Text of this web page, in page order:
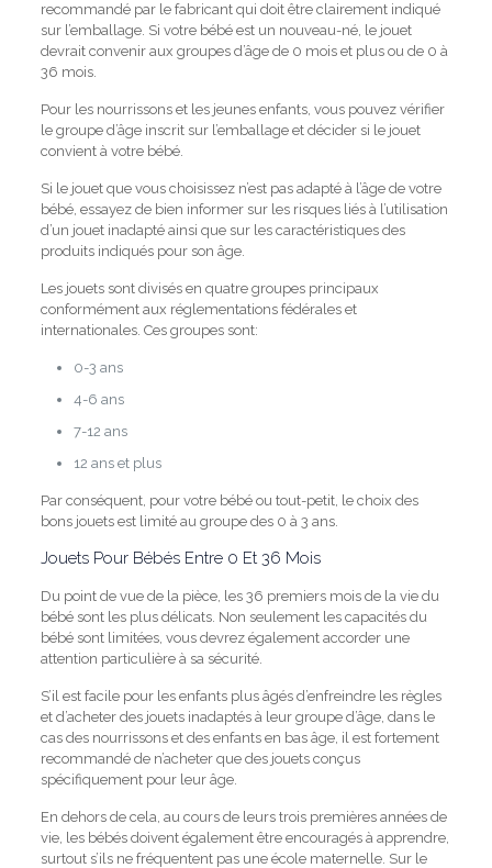
recommandé par le fabricant qui doit être clairement indiqué
sur l’emballage. Si votre bébé est un nouveau-né, le jouet
devrait convenir aux groupes d’âge de 0 mois et plus ou de 0 à
36 mois.
Pour les nourrissons et les jeunes enfants, vous pouvez vérifier
le groupe d’âge inscrit sur l’emballage et décider si le jouet
convient à votre bébé.
Si le jouet que vous choisissez n’est pas adapté à l’âge de votre
bébé, essayez de bien informer sur les risques liés à l’utilisation
d’un jouet inadapté ainsi que sur les caractéristiques des
produits indiqués pour son âge.
Les jouets sont divisés en quatre groupes principaux
conformément aux réglementations fédérales et
internationales. Ces groupes sont:
0-3 ans
4-6 ans
7-12 ans
12 ans et plus
Par conséquent, pour votre bébé ou tout-petit, le choix des
bons jouets est limité au groupe des 0 à 3 ans.
Jouets Pour Bébés Entre 0 Et 36 Mois
Du point de vue de la pièce, les 36 premiers mois de la vie du
bébé sont les plus délicats. Non seulement les capacités du
bébé sont limitées, vous devrez également accorder une
attention particulière à sa sécurité.
S’il est facile pour les enfants plus âgés d’enfreindre les règles
et d’acheter des jouets inadaptés à leur groupe d’âge, dans le
cas des nourrissons et des enfants en bas âge, il est fortement
recommandé de n’acheter que des jouets conçus
spécifiquement pour leur âge.
En dehors de cela, au cours de leurs trois premières années de
vie, les bébés doivent également être encouragés à apprendre,
surtout s’ils ne fréquentent pas une école maternelle. Sur le